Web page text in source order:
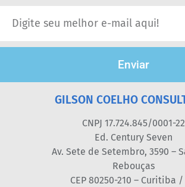
Enviar
GILSON COELHO
CNPJ 17.724.845/0001-22
Ed. Century Seven
Av. Sete de Setembro, 3590 –
Rebouças
CEP 80250-210 – Curitiba /